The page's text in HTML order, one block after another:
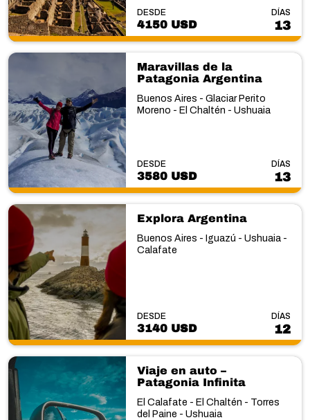
DESDE
4150 USD
DÍAS
13
Maravillas de la
Patagonia Argentina
Buenos Aires - Glaciar Perito
Moreno - El Chaltén - Ushuaia
DESDE
3580 USD
DÍAS
13
Explora Argentina
Buenos Aires - Iguazú - Ushuaia -
Calafate
DESDE
3140 USD
DÍAS
12
Viaje en auto –
Patagonia Infinita
El Calafate - El Chaltén - Torres
del Paine - Ushuaia